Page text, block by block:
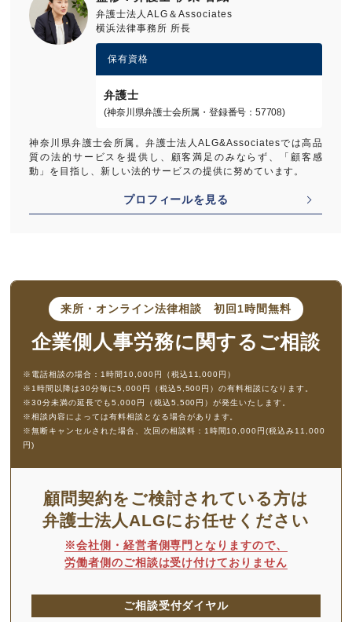
管理職と残業代請求－管理監督者とは
残業許可制でダラダラ残業を防ぐ！
弁護士法人ALG＆Associates
横浜法律事務所 所長
保有資格
弁護士
(神奈川県弁護士会所属・登録番号：57708)
神奈川県弁護士会所属。弁護士法人ALG&Associatesでは高品
質の法的サービスを提供し、顧客満足のみならず、「顧客感
動」を目指し、新しい法的サービスの提供に努めています。
プロフィールを見る
来所・オンライン法律相談 初回1時間無料
企業側人事労務に 関するご相談
※電話相談の場合：1時間10,000円（税込11,000円）
※1時間以降は30分毎に5,000円（税込5,500円）の有料相談になります。
※30分未満の延長でも5,000円（税込5,500円）が発生いたします。
※相談内容によっては有料相談となる場合があります。
※無断キャンセルされた場合、次回の相談料：1時間10,000円(税込み11,000
円)
顧問契約をご検討されている方は
弁護士法人ALGにお任せください
※会社側・経営者側専門となりますので、
労働者側のご相談は受け付けておりません
ご相談受付ダイヤル